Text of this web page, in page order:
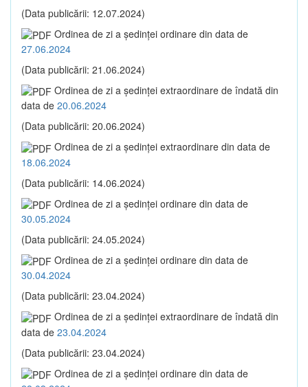
(Data publicării: 12.07.2024)
Ordinea de zi a şedinţei ordinare din data de
27.06.2024
(Data publicării: 21.06.2024)
Ordinea de zi a şedinţei extraordinare de îndată din
data de 20.06.2024
(Data publicării: 20.06.2024)
Ordinea de zi a şedinţei extraordinare din data de
18.06.2024
(Data publicării: 14.06.2024)
Ordinea de zi a şedinţei ordinare din data de
30.05.2024
(Data publicării: 24.05.2024)
Ordinea de zi a şedinţei ordinare din data de
30.04.2024
(Data publicării: 23.04.2024)
Ordinea de zi a şedinţei extraordinare de îndată din
data de 23.04.2024
(Data publicării: 23.04.2024)
Ordinea de zi a şedinţei ordinare din data de